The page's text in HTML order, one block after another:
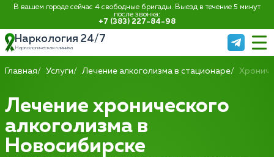
В вашем городе сейчас 4 свободные бригады. Выезд в течение 5 минут
после звонка:
+7 (383) 227-84-98
Наркология 24/7
Наркологическая клиника
Главная Услуги Лечение алкоголизма в стационаре
Лечение хронического
алкоголизма в
Новосибирске